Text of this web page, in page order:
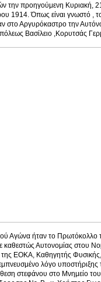
την προηγούμενη Κυριακή,
1914. Όπως είναι γνωστό ,
στο Αργυρόκαστρο την
Βασίλειο ,Κορυτσάς
Αγώνα ήταν το
καθεστώς Αυτονομίας στου
ΕΟΚΑ, Καθηγητής Φυσικής,
λόγο
στεφάνου στο Μνημείο